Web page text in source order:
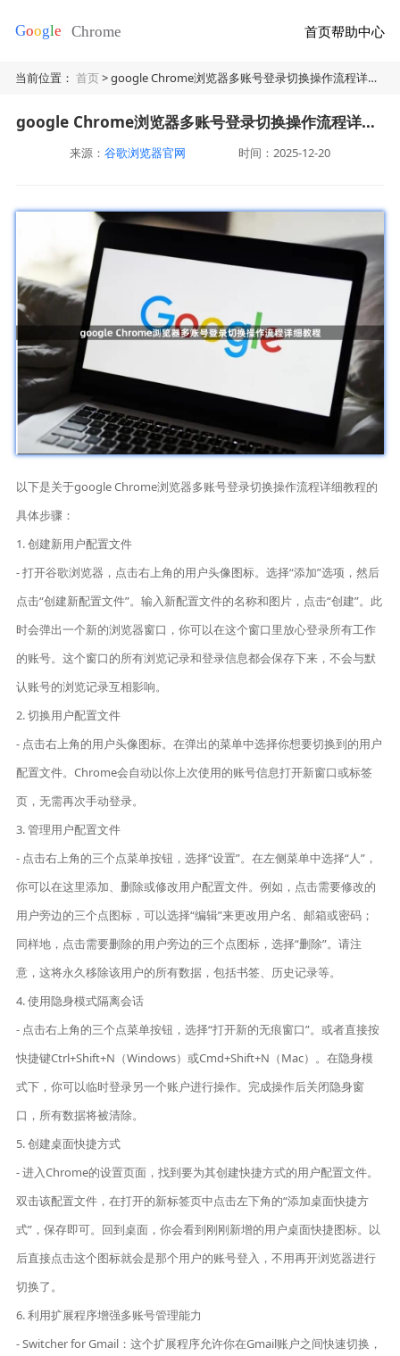
首页帮助中心
当前位置：首页> google Chrome浏览器多账号登录切换操作流程详细教程
google Chrome浏览器多账号登录切换操作流程详细教程
来源： 谷歌浏览器官网 时间：2025-12-20
以下是关于google Chrome浏览器多账号登录切换操作流程详细教程的
具体步骤：
1. 创建新用户配置文件
- 打开谷歌浏览器，点击右上角的用户头像图标。选择“添加”选项，然后
点击“创建新配置文件”。输入新配置文件的名称和图片，点击“创建”。此
时会弹出一个新的浏览器窗口，你可以在这个窗口里放心登录所有工作
的账号。这个窗口的所有浏览记录和登录信息都会保存下来，不会与默
认账号的浏览记录互相影响。
2. 切换用户配置文件
- 点击右上角的用户头像图标。在弹出的菜单中选择你想要切换到的用户
配置文件。Chrome会自动以你上次使用的账号信息打开新窗口或标签
页，无需再次手动登录。
3. 管理用户配置文件
- 点击右上角的三个点菜单按钮，选择“设置”。在左侧菜单中选择“人”，
你可以在这里添加、删除或修改用户配置文件。例如，点击需要修改的
用户旁边的三个点图标，可以选择“编辑”来更改用户名、邮箱或密码；
同样地，点击需要删除的用户旁边的三个点图标，选择“删除”。请注
意，这将永久移除该用户的所有数据，包括书签、历史记录等。
4. 使用隐身模式隔离会话
- 点击右上角的三个点菜单按钮，选择“打开新的无痕窗口”。或者直接按
快捷键Ctrl+Shift+N（Windows）或Cmd+Shift+N（Mac）。在隐身模
式下，你可以临时登录另一个账户进行操作。完成操作后关闭隐身窗
口，所有数据将被清除。
5. 创建桌面快捷方式
- 进入Chrome的设置页面，找到要为其创建快捷方式的用户配置文件。
双击该配置文件，在打开的新标签页中点击左下角的“添加桌面快捷方
式”，保存即可。回到桌面，你会看到刚刚新增的用户桌面快捷图标。以
后直接点击这个图标就会是那个用户的账号登入，不用再开浏览器进行
切换了。
6. 利用扩展程序增强多账号管理能力
- Switcher for Gmail：这个扩展程序允许你在Gmail账户之间快速切换，